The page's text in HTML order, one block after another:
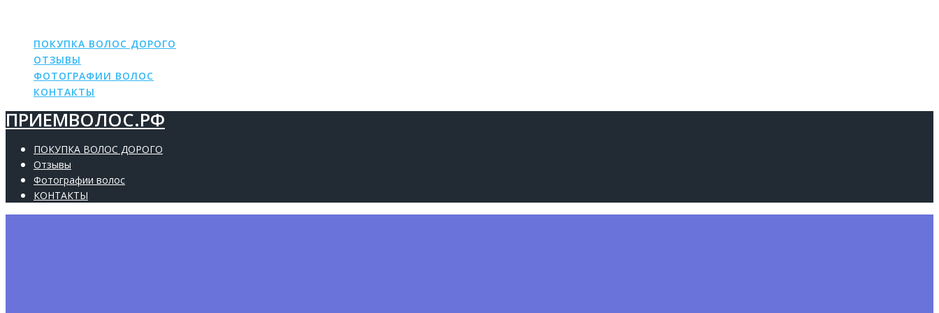
contentПОКУПКА ВОЛОС ДОРОГО
ОТЗЫВЫ
ФОТОГРАФИИ ВОЛОС
КОНТАКТЫ
ПРИЕМВОЛОС.РФ
ПОКУПКА ВОЛОС ДОРОГО
Отзывы
Фотографии волос
КОНТАКТЫ